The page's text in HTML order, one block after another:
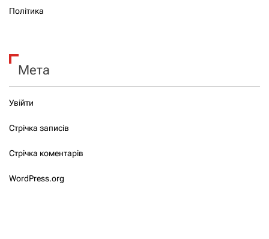
Політика
Мета
Увійти
Стрічка записів
Стрічка коментарів
WordPress.org